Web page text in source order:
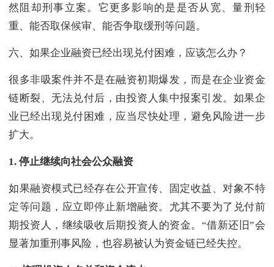
然阻却刑事立案。它更多影响的是是否从宽、量刑轻
重、能否取保候审、能否争取缓刑等问题。
六、如果企业融资已经出现兑付困难，应该怎么办？
很多非吸案件并不是在融资初期爆发，而是在企业资金
链断裂、无法兑付后，由投资人集中报案引发。如果企
业已经出现兑付困难，应当尽快处理，避免风险进一步
扩大。
1. 停止继续向社会公众融资
如果融资模式已经存在公开宣传、固定收益、对象不特
定等问题，应立即停止新增融资。尤其不要为了兑付前
期投资人，继续吸收后期投资人的资金。“借新还旧”会
显著加重刑事风险，也容易被认为资金链已经失控。